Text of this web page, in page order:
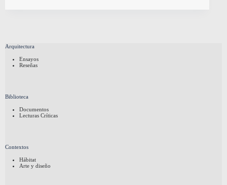
Arquitectura
Ensayos
Reseñas
Biblioteca
Documentos
Lecturas Críticas
Contextos
Hábitat
Arte y diseño